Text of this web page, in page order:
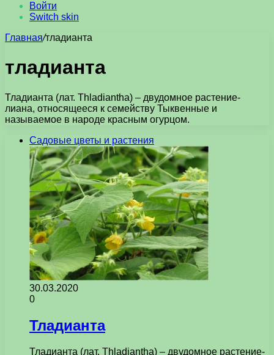
Войти
Switch skin
Главная/тладианта
тладианта
Тладианта (лат. Thladiantha) – двудомное растение-
лиана, относящееся к семейству Тыквенные и
называемое в народе красным огурцом.
Садовые цветы и растения
30.03.2020
0
Тладианта
Тладианта (лат. Thladiantha) – двудомное растение-